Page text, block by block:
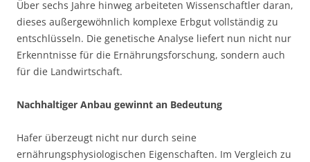
Über sechs Jahre hinweg arbeiteten Wissenschaftler daran,
dieses außergewöhnlich komplexe Erbgut vollständig zu
entschlüsseln. Die genetische Analyse liefert nun nicht nur
Erkenntnisse für die Ernährungsforschung, sondern auch
für die Landwirtschaft.
Nachhaltiger Anbau gewinnt an Bedeutung
Hafer überzeugt nicht nur durch seine
ernährungsphysiologischen Eigenschaften. Im Vergleich zu